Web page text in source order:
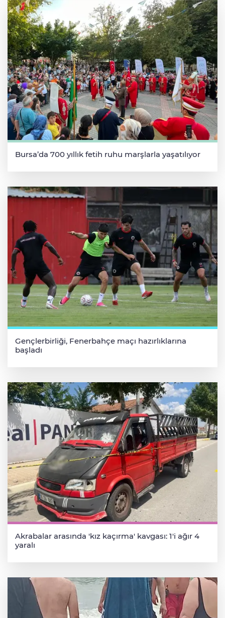
Bursa’da 700 yıllık fetih ruhu marşlarla yaşatılıyor
Gençlerbirliği, Fenerbahçe maçı hazırlıklarına
başladı
Akrabalar arasında 'kız kaçırma' kavgası: 1'i ağır 4
yaralı